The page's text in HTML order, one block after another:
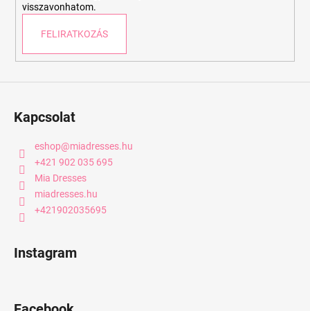
visszavonhatom.
FELIRATKOZÁS
Kapcsolat
eshop@miadresses.hu
+421 902 035 695
Mia Dresses
miadresses.hu
+421902035695
Instagram